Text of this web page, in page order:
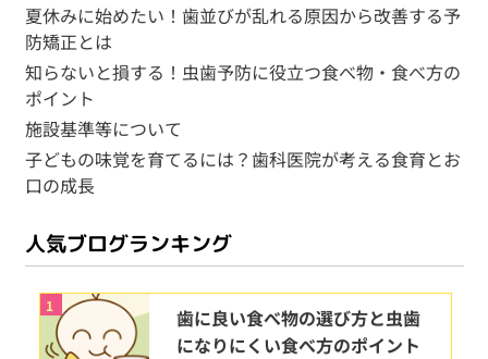
夏休みに始めたい！歯並びが乱れる原因から改善する予
防矯正とは
知らないと損する！虫歯予防に役立つ食べ物・食べ方の
ポイント
施設基準等について
子どもの味覚を育てるには？歯科医院が考える食育とお
口の成長
人気ブログランキング
1
歯に良い食べ物の選び方と虫歯
になりにくい食べ方のポイント